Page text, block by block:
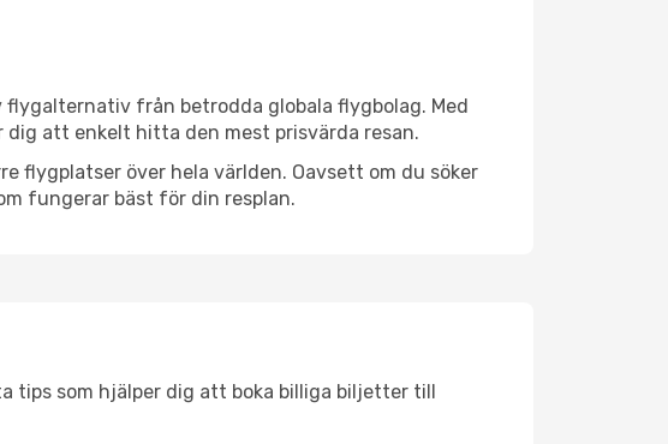
från betrodda globala flygbolag. Med
att enkelt hitta den mest prisvärda resan.
flygplatser över hela världen. Oavsett om du söker
fungerar bäst för din resplan.
tips som hjälper dig att boka billiga biljetter till